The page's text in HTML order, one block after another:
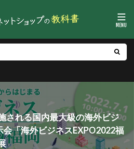
される国内最大級の海外ビジ
「海外ビジネスEXPO2022福